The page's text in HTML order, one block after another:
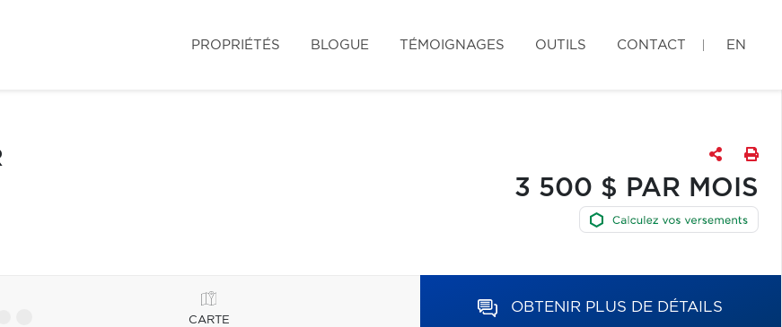
PROPRIÉTÉS BLOGUE TÉMOIGNAGES OUTILS CONTACT EN
3 500 $ PAR MOIS
CARTE
OBTENIR PLUS DE DÉTAILS